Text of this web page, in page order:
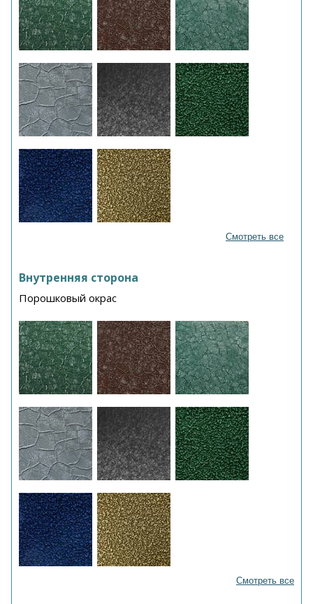
Смотреть все
Внутренняя сторона
Порошковый окрас
Смотреть все